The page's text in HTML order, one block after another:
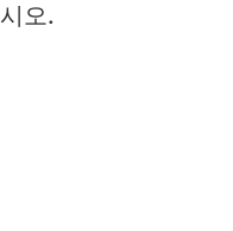
오.